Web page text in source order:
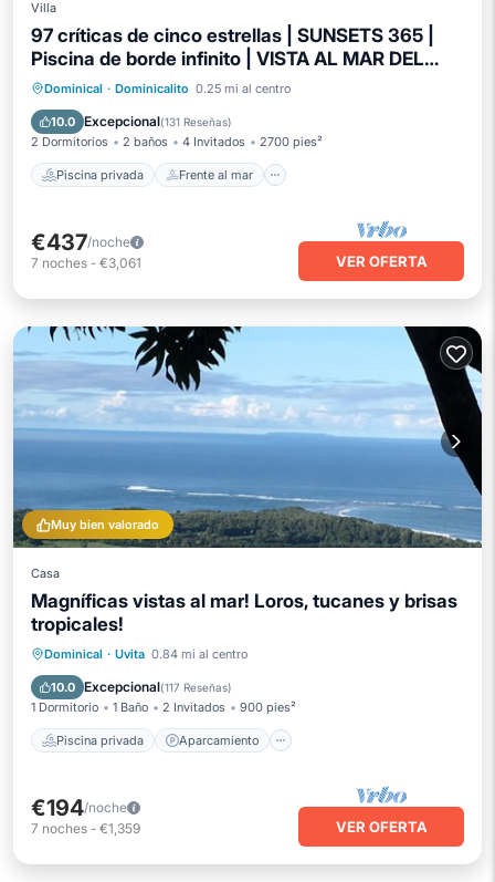
Villa
97 críticas de cinco estrellas | SUNSETS 365 |
Piscina de borde infinito | VISTA AL MAR DEL
AGUA BLANCA
Dominical · Dominicalito 0.25 mi al centro
10.0 Excepcional(131 Reseñas)
2 Dormitorios 2 baños 4 Invitados 2700 pies²
Piscina privada Frente al mar
Piscina privada
Frente al mar
Aparcamiento
€437/noche
7 noches - €3,061 VER OFERTA
Muy bien valorado
Casa
Magníficas vistas al mar! Loros, tucanes y brisas
tropicales!
Dominical · Uvita 0.84 mi al centro
10.0 Excepcional(117 Reseñas)
1 Dormitorio 1 Baño 2 Invitados 900 pies²
Piscina privada Aparcamiento
Piscina privada
Aparcamiento
Piscina
Vista al mar
€194/noche
7 noches - €1,359 VER OFERTA